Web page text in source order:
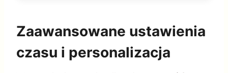
Zaawansowane ustawienia
czasu i personalizacja